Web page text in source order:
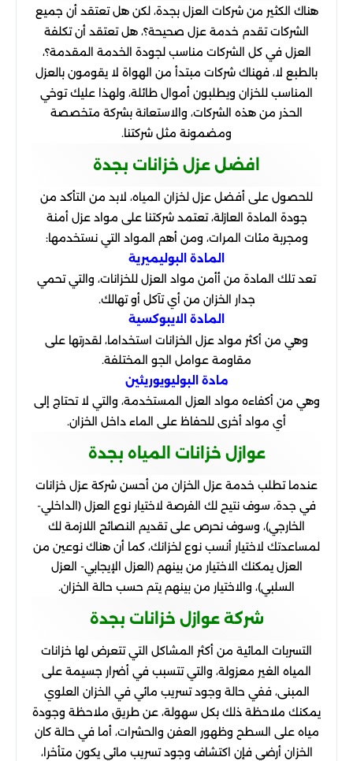
هناك الكثير من شركات العزل بجدة، لكن هل تعتقد أن جميع
الشركات تقدم خدمة عزل صحيحة؟، هل تعتقد أن تكلفة
العزل في كل الشركات مناسب لجودة الخدمة المقدمة؟،
بالطبع لا، فهناك شركات مبتدأ من الهواة لا يقومون بالعزل
المناسب للخزان ويطلبون أموال طائلة، ولهذا عليك توخي
الحذر من هذه الشركات، والاستعانة بشركة متخصصة
ومضمونة مثل شركتنا.
افضل عزل خزانات بجدة
للحصول على أفضل عزل لخزان المياه، لابد من التأكد من
جودة المادة العازلة، تعتمد شركتنا على مواد عزل أمنة
ومجربة مئات المرات، ومن أهم المواد التي نستخدمها:
المادة البوليميرية
تعد تلك المادة من أأمن مواد العزل للخزانات، والتي تحمي
جدار الخزان من أي تآكل أو تهالك.
المادة الايبوكسية
وهي من أكثر مواد عزل الخزانات استخداما، لقدرتها على
مقاومة عوامل الجو المختلفة.
مادة البوليويوريثين
وهي من أكفاءه مواد العزل المستخدمة، والتي لا تحتاج إلى
أي مواد أخرى للحفاظ على الماء داخل الخزان.
عوازل خزانات المياه بجدة
عندما تطلب خدمة عزل الخزان من أحسن شركة عزل خزانات
في جدة، سوف نتيح لك الفرصة لاختيار نوع العزل (الداخلي-
الخارجي)، وسوف نحرص على تقديم النصائح اللازمة لك
لمساعدتك لاختيار أنسب نوع لخزانك، كما أن هناك نوعين من
العزل يمكنك الاختيار من بينهم (العزل الإيجابي- العزل
السلبي)، والاختيار من بينهم يتم حسب حالة الخزان.
شركة عوازل خزانات بجدة
التسربات المائية من أكثر المشاكل التي تتعرض لها خزانات
المياه الغير معزولة، والتي تتسبب في أضرار جسيمة على
المبنى، ففي حالة وجود تسريب مائي في الخزان العلوي
يمكنك ملاحظة ذلك بكل سهولة، عن طريق ملاحظة وجودة
مياه على السطح وظهور العفن والحشرات، أما في حالة كان
الخزان أرضي فإن اكتشاف وجود تسريب مائي يكون متأخرا،